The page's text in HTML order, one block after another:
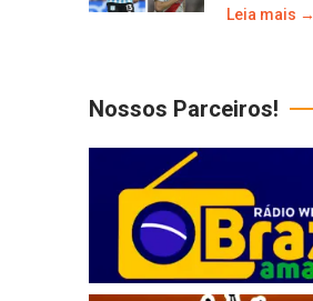
Leia mais →
Nossos Parceiros!